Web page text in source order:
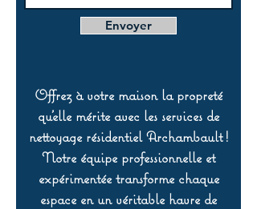
Envoyer
Offrez à votre maison la propreté
qu’elle mérite avec les services de
nettoyage résidentiel Archambault !
Notre équipe professionnelle et
expérimentée transforme chaque
espace en un véritable havre de